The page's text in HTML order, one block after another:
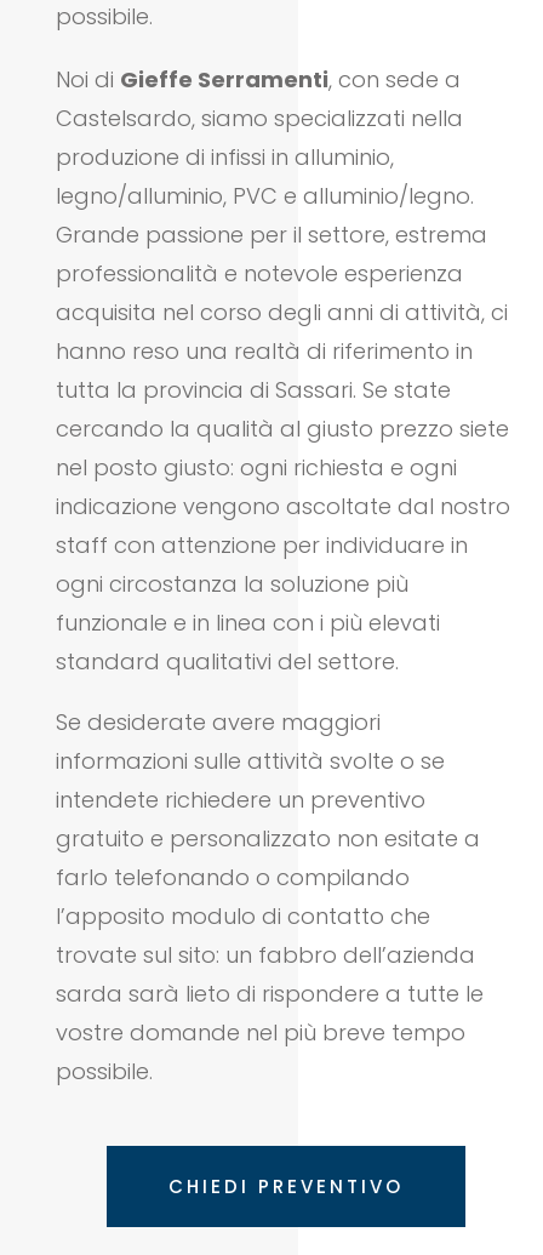
possibile.
Noi di Gieffe Serramenti, con sede a
Castelsardo, siamo specializzati nella
produzione di infissi in alluminio,
legno/alluminio, PVC e alluminio/legno.
Grande passione per il settore, estrema
professionalità e notevole esperienza
acquisita nel corso degli anni di attività, ci
hanno reso una realtà di riferimento in
tutta la provincia di Sassari. Se state
cercando la qualità al giusto prezzo siete
nel posto giusto: ogni richiesta e ogni
indicazione vengono ascoltate dal nostro
staff con attenzione per individuare in
ogni circostanza la soluzione più
funzionale e in linea con i più elevati
standard qualitativi del settore.
Se desiderate avere maggiori
informazioni sulle attività svolte o se
intendete richiedere un preventivo
gratuito e personalizzato non esitate a
farlo telefonando o compilando
l’apposito modulo di contatto che
trovate sul sito: un fabbro dell’azienda
sarda sarà lieto di rispondere a tutte le
vostre domande nel più breve tempo
possibile.
CHIEDI PREVENTIVO